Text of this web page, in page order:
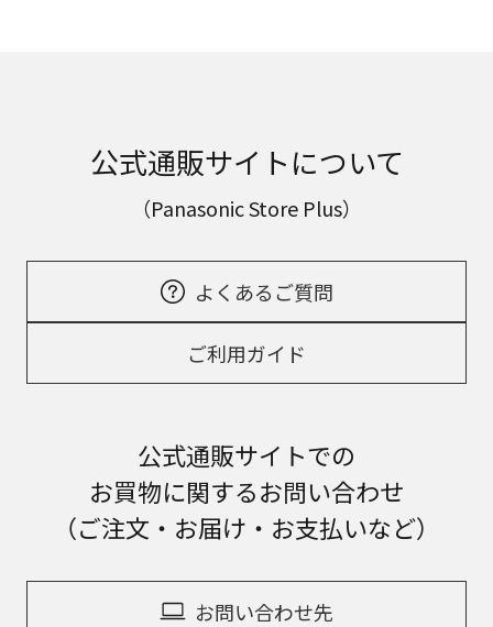
公式通販サイトについて
（Panasonic Store Plus）
よくあるご質問
ご利用ガイド
公式通販サイトでの
お買物に関するお問い合わせ
（ご注文・お届け・お支払いなど）
お問い合わせ先